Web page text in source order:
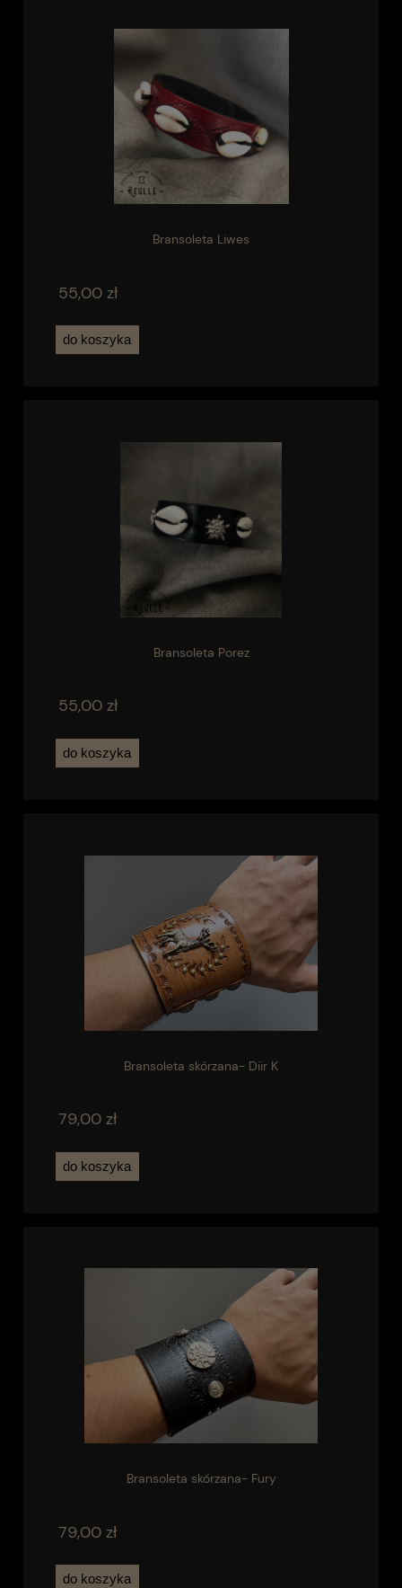
Bransoleta Liwes
55,00 zł
do koszyka
Bransoleta Porez
55,00 zł
do koszyka
Bransoleta skórzana- Diir K
79,00 zł
do koszyka
Bransoleta skórzana- Fury
79,00 zł
do koszyka